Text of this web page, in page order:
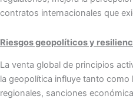
contratos internacionales que
Riesgos geopolíticos y
La venta global de principios
la geopolítica influye tanto
regionales, sanciones